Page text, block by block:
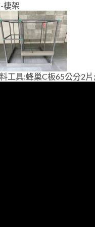
棲架
工具:蜂巢C板65公分2